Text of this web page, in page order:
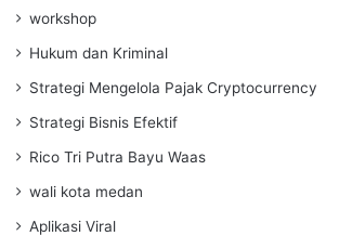
workshop
Hukum dan Kriminal
Strategi Mengelola Pajak Cryptocurrency
Strategi Bisnis Efektif
Rico Tri Putra Bayu Waas
wali kota medan
Aplikasi Viral